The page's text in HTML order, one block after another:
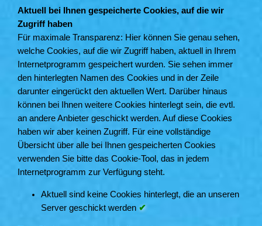
Aktuell bei Ihnen gespeicherte Cookies, auf die wir
Zugriff haben
Für maximale Transparenz: Hier können Sie genau sehen,
welche Cookies, auf die wir Zugriff haben, aktuell in Ihrem
Internetprogramm gespeichert wurden. Sie sehen immer
den hinterlegten Namen des Cookies und in der Zeile
darunter eingerückt den aktuellen Wert. Darüber hinaus
können bei Ihnen weitere Cookies hinterlegt sein, die evtl.
an andere Anbieter geschickt werden. Auf diese Cookies
haben wir aber keinen Zugriff. Für eine vollständige
Übersicht über alle bei Ihnen gespeicherten Cookies
verwenden Sie bitte das Cookie-Tool, das in jedem
Internetprogramm zur Verfügung steht.
Aktuell sind keine Cookies hinterlegt, die an unseren
Server geschickt werden ✔